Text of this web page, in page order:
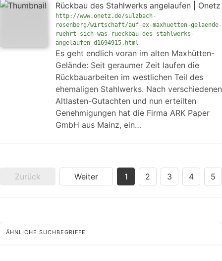
Rückbau des Stahlwerks angelaufen | Onetz
http://www.onetz.de/sulzbach-
rosenberg/wirtschaft/auf-ex-maxhuetten-gelaende-
ruehrt-sich-was-rueckbau-des-stahlwerks-
angelaufen-d1694915.html
Es geht endlich voran im alten Maxhütten-
Gelände: Seit geraumer Zeit laufen die
Rückbauarbeiten im westlichen Teil des
ehemaligen Stahlwerks. Nach verschiedenen
Altlasten-Gutachten und nun erteilten
Genehmigungen hat die Firma ARK Paper
GmbH aus Mainz, ein…
Zurück Weiter 1 2 3 4 5
ÄHNLICHE SUCHBEGRIFFE